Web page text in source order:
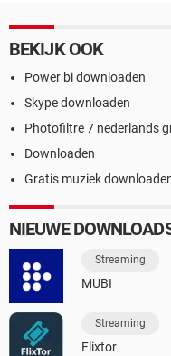
BEKIJK OOK
Power bi downloaden
Skype downloaden
Photofiltre 7 nederlands
Downloaden
Gratis muziek
NIEUWE
Streaming
MUBI
Streaming
Flixtor